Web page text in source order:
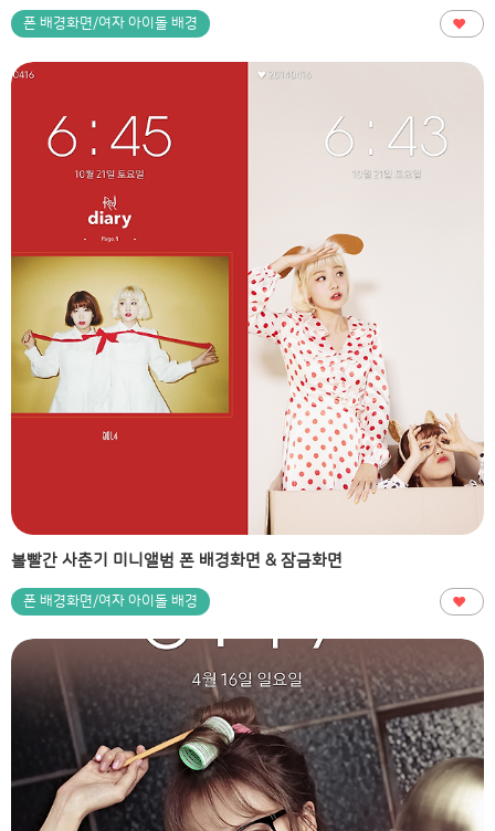
폰 배경화면/여자 아이돌 배경
볼빨간 사춘기 미니앨범 폰 배경화면 & 잠금화면
폰 배경화면/여자 아이돌 배경